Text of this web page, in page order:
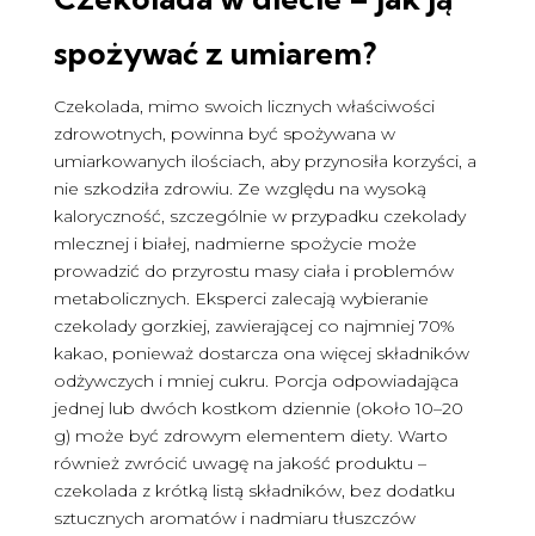
spożywać z umiarem?
Czekolada, mimo swoich licznych właściwości
zdrowotnych, powinna być spożywana w
umiarkowanych ilościach, aby przynosiła korzyści, a
nie szkodziła zdrowiu. Ze względu na wysoką
kaloryczność, szczególnie w przypadku czekolady
mlecznej i białej, nadmierne spożycie może
prowadzić do przyrostu masy ciała i problemów
metabolicznych. Eksperci zalecają wybieranie
czekolady gorzkiej, zawierającej co najmniej 70%
kakao, ponieważ dostarcza ona więcej składników
odżywczych i mniej cukru. Porcja odpowiadająca
jednej lub dwóch kostkom dziennie (około 10–20
g) może być zdrowym elementem diety. Warto
również zwrócić uwagę na jakość produktu –
czekolada z krótką listą składników, bez dodatku
sztucznych aromatów i nadmiaru tłuszczów